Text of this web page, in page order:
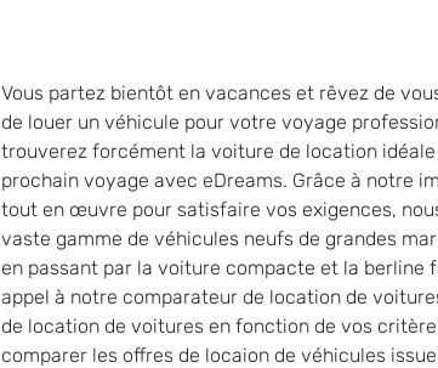
Vous partez bientôt en vacances et rêvez de
de louer un véhicule pour votre voyage
trouverez forcément la voiture de location
prochain voyage avec eDreams. Grâce à notre
tout en œuvre pour satisfaire vos exigences,
vaste gamme de véhicules neufs de grandes
en passant par la voiture compacte et la berline
appel à notre comparateur de location de
de location de voitures en fonction de vos
comparer les offres de locaion de véhicules